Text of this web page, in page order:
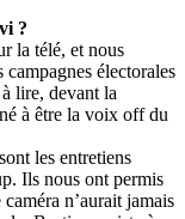
?
la télé, et nous
électorales
lire, devant la
à être la voix off du
les entretiens
Ils nous ont permis
n’aurait jamais